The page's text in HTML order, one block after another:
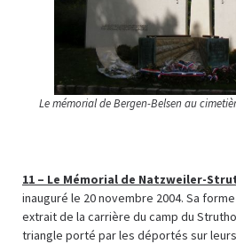
Le mémorial de Bergen-Belsen au
11 – Le Mémorial de Natzweiler-
inauguré le 20 novembre 2004. Sa
extrait de la carrière du camp du
triangle porté par les déportés sur